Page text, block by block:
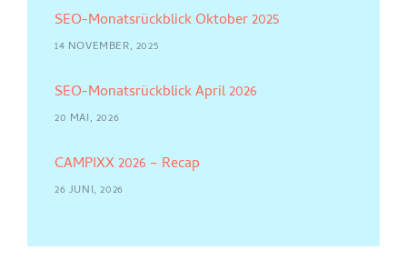
SEO-Monatsrückblick Oktober 2025
14 NOVEMBER, 2025
SEO-Monatsrückblick April 2026
20 MAI, 2026
CAMPIXX 2026 – Recap
26 JUNI, 2026